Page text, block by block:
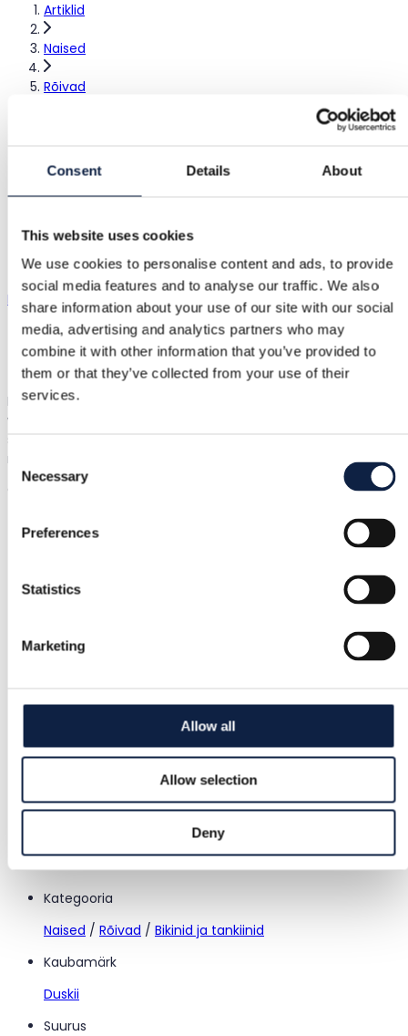
Consent Details About
This website uses cookies
We use cookies to personalise content and ads, to provide
social media features and to analyse our traffic. We also
share information about your use of our site with our social
media, advertising and analytics partners who may
combine it with other information that you’ve provided to
them or that they’ve collected from your use of their
services.
Consent
Selection
Necessary
Preferences
Statistics
Marketing
Allow all
Allow selection
Deny
Artiklid
Naised
Rõivad
Bikinid ja tankiinid
Duskii clothing
Duskii clothing
Duskii
XS / 34 Uus siltidega
In beautiful glowing colours bikini set. The set includes a top
with supportive cups with a silicone edge and removable
neoprene-like supportive, thick, stretchy material. Really stylish
and high-quality set that withstands time and use.
Näita
95,00 €
Kohaletoimetamine alates 3,89 € Ostja kaitse 5,75 €
Tagasimakse, kui toode on vigane või ei vasta kirjeldusele
Raha hoitakse kinni, kuni kinnitad, et toode on korras.
Kiire abi, kui seda vajad
Kategooria
Naised / Rõivad / Bikinid ja tankiinid
Kaubamärk
Duskii
Suurus